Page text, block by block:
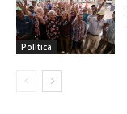
Política